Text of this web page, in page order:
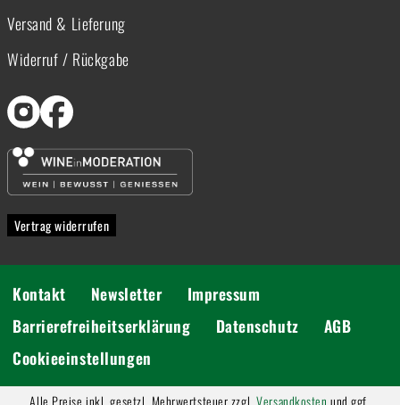
Versand & Lieferung
Widerruf / Rückgabe
Vertrag widerrufen
Kontakt Newsletter
Impressum
Barrierefreiheitserklärung
Datenschutz
AGB
Cookieeinstellungen
Alle Preise inkl. gesetzl. Mehrwertsteuer zzgl.Versandkosten und ggf.